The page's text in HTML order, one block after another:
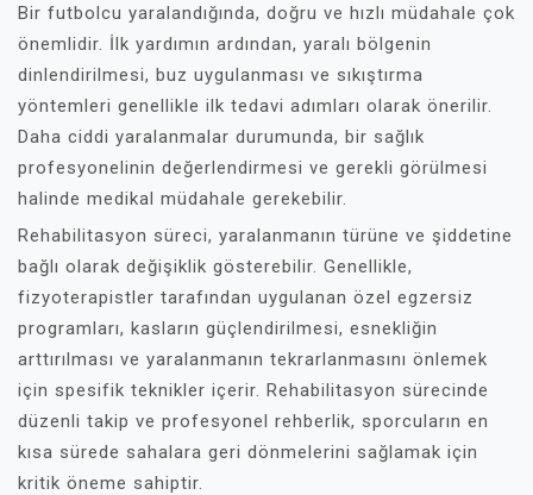
Bir futbolcu yaralandığında, doğru ve hızlı müdahale çok
önemlidir. İlk yardımın ardından, yaralı bölgenin
dinlendirilmesi, buz uygulanması ve sıkıştırma
yöntemleri genellikle ilk tedavi adımları olarak önerilir.
Daha ciddi yaralanmalar durumunda, bir sağlık
profesyonelinin değerlendirmesi ve gerekli görülmesi
halinde medikal müdahale gerekebilir.
Rehabilitasyon süreci, yaralanmanın türüne ve şiddetine
bağlı olarak değişiklik gösterebilir. Genellikle,
fizyoterapistler tarafından uygulanan özel egzersiz
programları, kasların güçlendirilmesi, esnekliğin
arttırılması ve yaralanmanın tekrarlanmasını önlemek
için spesifik teknikler içerir. Rehabilitasyon sürecinde
düzenli takip ve profesyonel rehberlik, sporcuların en
kısa sürede sahalara geri dönmelerini sağlamak için
kritik öneme sahiptir.